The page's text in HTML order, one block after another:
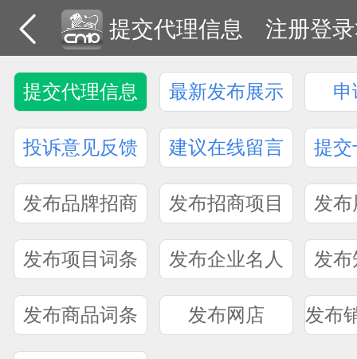
提交代理信息 注册登
提交代理信息 最新发布展示 申
投诉意见反馈 建议在线留言 提交
发布品牌招商 发布招商项目 发
发布项目词条 发布企业名人 发
发布商品词条 发布网店